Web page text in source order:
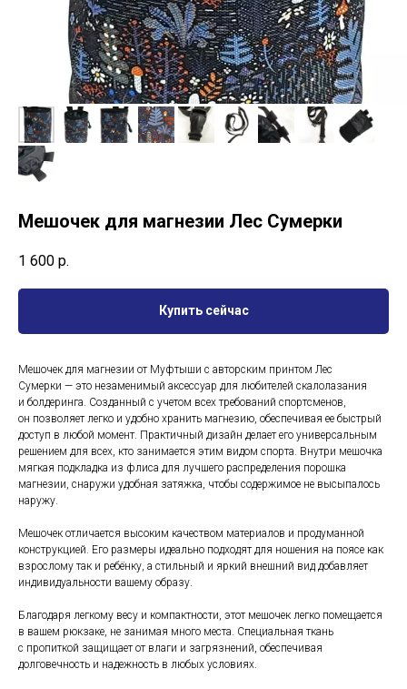
Мешочек для магнезии Лес Сумерки
1 600 р.
Купить сейчас
Мешочек для магнезии от Муфтыши с авторским принтом Лес
Сумерки — это незаменимый аксессуар для любителей скалолазания
и болдеринга. Созданный с учетом всех требований спортсменов,
он позволяет легко и удобно хранить магнезию, обеспечивая ее быстрый
доступ в любой момент. Практичный дизайн делает его универсальным
решением для всех, кто занимается этим видом спорта. Внутри мешочка
мягкая подкладка из флиса для лучшего распределения порошка
магнезии, снаружи удобная затяжка, чтобы содержимое не высыпалось
наружу.
Мешочек отличается высоким качеством материалов и продуманной
конструкцией. Его размеры идеально подходят для ношения на поясе как
взрослому так и ребёнку, а стильный и яркий внешний вид добавляет
индивидуальности вашему образу.
Благодаря легкому весу и компактности, этот мешочек легко помещается
в вашем рюкзаке, не занимая много места. Специальная ткань
с пропиткой защищает от влаги и загрязнений, обеспечивая
долговечность и надежность в любых условиях.